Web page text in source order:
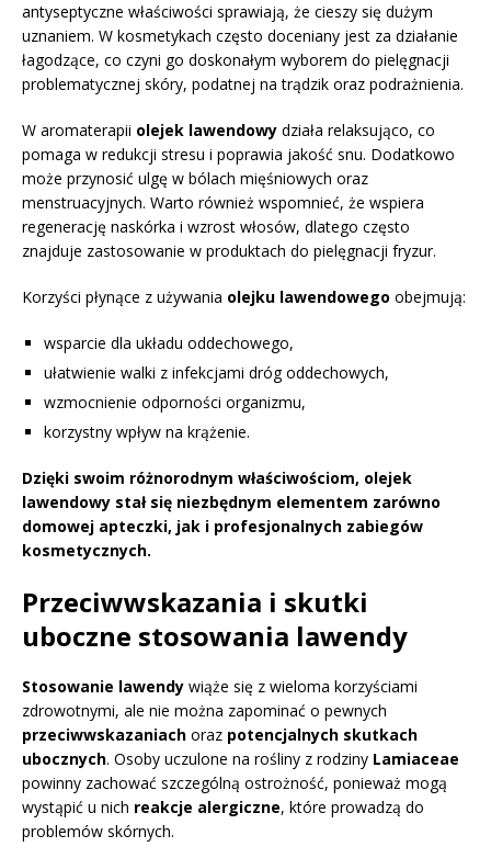
antyseptyczne właściwości sprawiają, że cieszy się dużym
uznaniem. W kosmetykach często doceniany jest za działanie
łagodzące, co czyni go doskonałym wyborem do pielęgnacji
problematycznej skóry, podatnej na trądzik oraz podrażnienia.
W aromaterapii olejek lawendowy działa relaksująco, co
pomaga w redukcji stresu i poprawia jakość snu. Dodatkowo
może przynosić ulgę w bólach mięśniowych oraz
menstruacyjnych. Warto również wspomnieć, że wspiera
regenerację naskórka i wzrost włosów, dlatego często
znajduje zastosowanie w produktach do pielęgnacji fryzur.
Korzyści płynące z używania olejku lawendowego obejmują:
wsparcie dla układu oddechowego,
ułatwienie walki z infekcjami dróg oddechowych,
wzmocnienie odporności organizmu,
korzystny wpływ na krążenie.
Dzięki swoim różnorodnym właściwościom, olejek
lawendowy stał się niezbędnym elementem zarówno
domowej apteczki, jak i profesjonalnych zabiegów
kosmetycznych.
Przeciwwskazania i skutki
uboczne stosowania lawendy
Stosowanie lawendy wiąże się z wieloma korzyściami
zdrowotnymi, ale nie można zapominać o pewnych
przeciwwskazaniach oraz potencjalnych skutkach
ubocznych. Osoby uczulone na rośliny z rodziny Lamiaceae
powinny zachować szczególną ostrożność, ponieważ mogą
wystąpić u nich reakcje alergiczne, które prowadzą do
problemów skórnych.